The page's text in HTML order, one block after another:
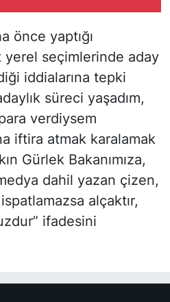
önce yaptığı
yerel seçimlerinde aday
iddialarına tepki
süreci yaşadım,
verdiysem
iftira atmak karalamak
Gürlek Bakanımıza,
dahil yazan çizen,
alçaktır,
ifadesini